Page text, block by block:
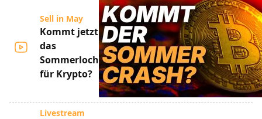
Sell in May
Kommt jetzt
das
Sommerloch
für Krypto?
Livestream